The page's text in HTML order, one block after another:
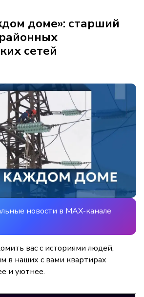
доме»: старший
сетей
новости в MAX-канале
вас с историями людей,
в наших с вами квартирах
и уютнее.